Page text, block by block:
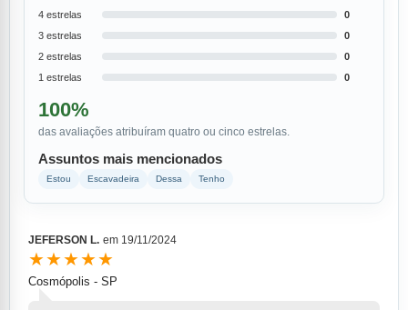
4 estrelas
0
3 estrelas
0
2 estrelas
0
1 estrelas
0
100%
das avaliações atribuíram quatro ou cinco estrelas.
Assuntos mais mencionados
Estou Escavadeira Dessa Tenho
JEFERSON L. em 19/11/2024
★★★★★
Cosmópolis - SP